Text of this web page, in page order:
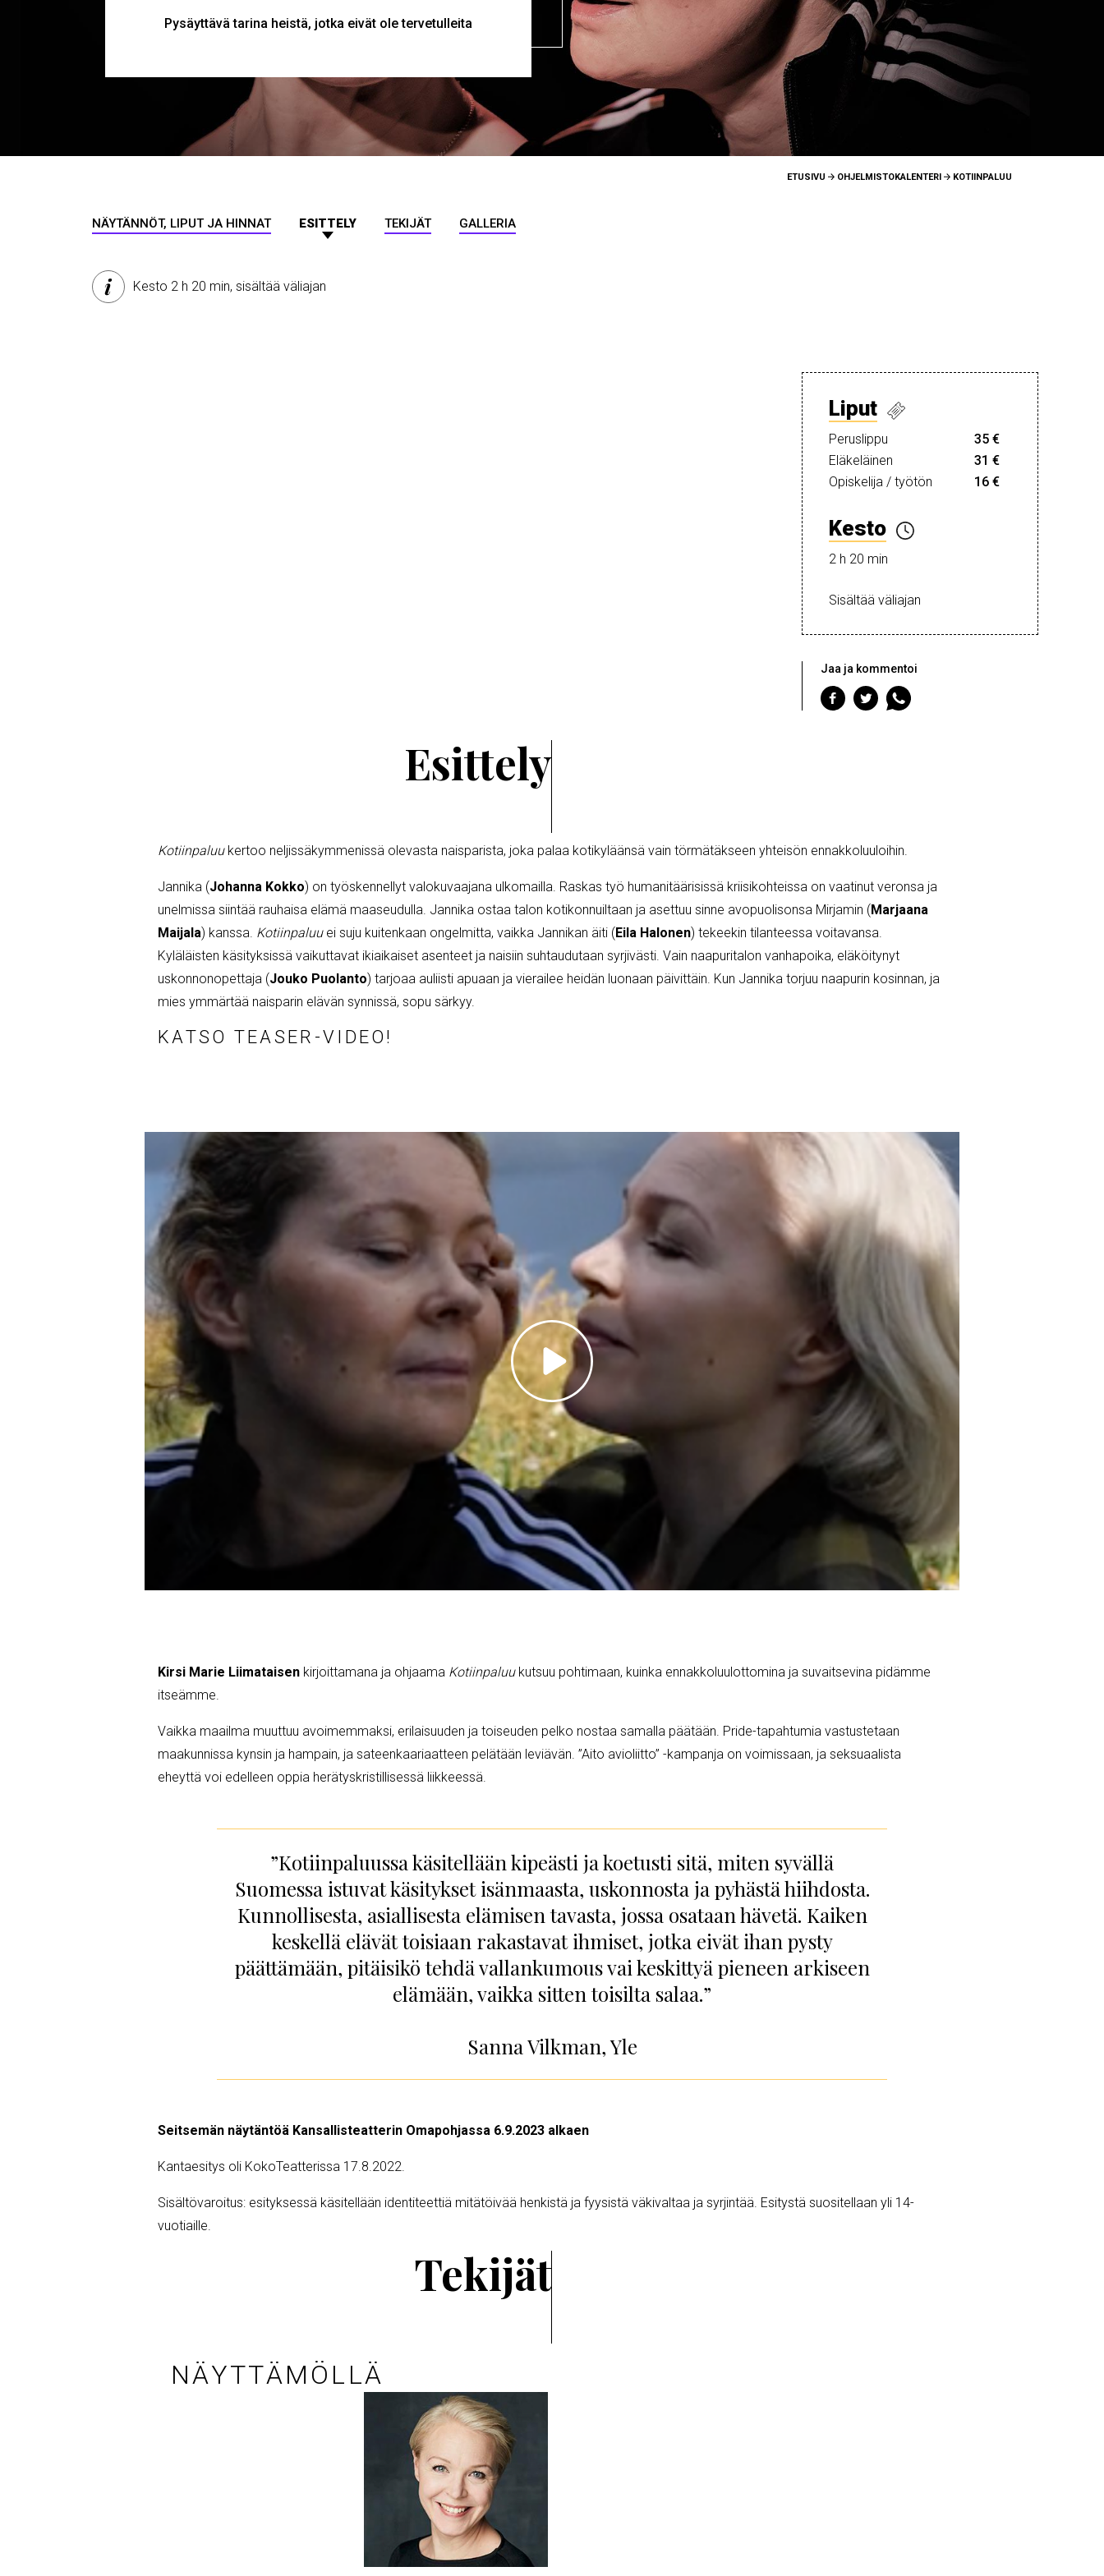
Pysäyttävä tarina heistä, jotka eivät ole tervetulleita
ETUSIVU OHJELMISTOKALENTERI KOTIINPALUU
NÄYTÄNNÖT, LIPUT JA HINNAT ESITTELY TEKIJÄT GALLERIA
Kesto 2 h 20 min, sisältää väliajan
Liput
Peruslippu
35 €
Eläkeläinen
31 €
Opiskelija / työtön
16 €
Kesto
2 h 20 min
Sisältää väliajan
Jaa ja kommentoi
Jaa
Facebookiin
Jaa
Twitteriin
Jaa
WhatsAppiin
Esittely
Kotiinpaluukertoo neljissäkymmenissä olevasta naisparista, joka palaa kotikyläänsä vain törmätäkseen yhteisön ennakkoluuloihin.
Jannika (Johanna Kokko) on työskennellyt valokuvaajana ulkomailla. Raskas työ humanitäärisissä kriisikohteissa on vaatinut veronsa ja
unelmissa siintää rauhaisa elämä maaseudulla. Jannika ostaa talon kotikonnuiltaan ja asettuu sinne avopuolisonsa Mirjamin ( Marjaana
Maijala) kanssa. Kotiinpaluuei suju kuitenkaan ongelmitta, vaikka Jannikan äiti ( Eila Halonen) tekeekin tilanteessa voitavansa.
Kyläläisten käsityksissä vaikuttavat ikiaikaiset asenteet ja naisiin suhtaudutaan syrjivästi. Vain naapuritalon vanhapoika, eläköitynyt
uskonnonopettaja (Jouko Puolanto) tarjoaa auliisti apuaan ja vierailee heidän luonaan päivittäin. Kun Jannika torjuu naapurin kosinnan, ja
mies ymmärtää naisparin elävän synnissä, sopu särkyy.
KATSO TEASER-VIDEO!
Toista
video
Kirsi Marie Liimataisen kirjoittamana ja ohjaama Kotiinpaluukutsuu pohtimaan, kuinka ennakkoluulottomina ja suvaitsevina pidämme
itseämme.
Vaikka maailma muuttuu avoimemmaksi, erilaisuuden ja toiseuden pelko nostaa samalla päätään. Pride-tapahtumia vastustetaan
maakunnissa kynsin ja hampain, ja sateenkaariaatteen pelätään leviävän. ”Aito avioliitto” -kampanja on voimissaan, ja seksuaalista
eheyttä voi edelleen oppia herätyskristillisessä liikkeessä.
”Kotiinpaluussa käsitellään kipeästi ja koetusti sitä, miten syvällä
Suomessa istuvat käsitykset isänmaasta, uskonnosta ja pyhästä hiihdosta.
Kunnollisesta, asiallisesta elämisen tavasta, jossa osataan hävetä. Kaiken
keskellä elävät toisiaan rakastavat ihmiset, jotka eivät ihan pysty
päättämään, pitäisikö tehdä vallankumous vai keskittyä pieneen arkiseen
elämään, vaikka sitten toisilta salaa.”
Sanna Vilkman, Yle
Seitsemän näytäntöä Kansallisteatterin Omapohjassa 6.9.2023 alkaen
Kantaesitys oli KokoTeatterissa 17.8.2022.
Sisältövaroitus: esityksessä käsitellään identiteettiä mitätöivää henkistä ja fyysistä väkivaltaa ja syrjintää. Esitystä suositellaan yli 14-
vuotiaille.
Tekijät
NÄYTTÄMÖLLÄ